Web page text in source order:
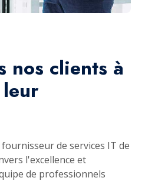
nos clients à
de services IT de
l'excellence et
de professionnels